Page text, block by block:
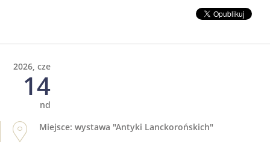
2026, cze
14
nd
Miejsce: wystawa "Antyki Lanckorońskich"